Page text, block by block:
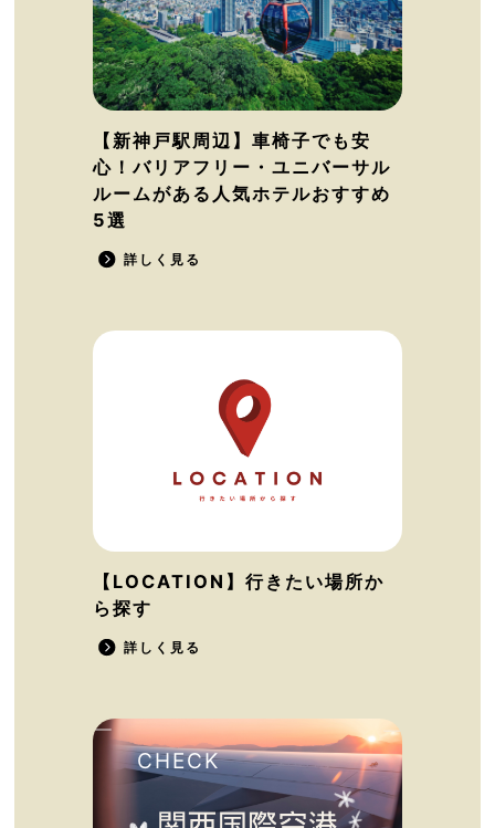
【新神戸駅周辺】車椅子でも安
心！バリアフリー・ユニバーサル
ルームがある人気ホテルおすすめ
5選
詳しく見る
【LOCATION】行きたい場所か
ら探す
詳しく見る